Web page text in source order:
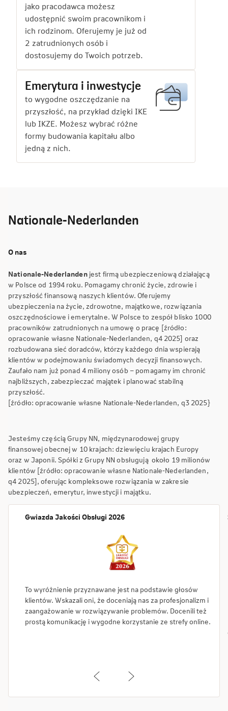
jako pracodawca możesz
udostępnić swoim pracownikom i
ich rodzinom. Oferujemy je już od
2 zatrudnionych osób i
dostosujemy do Twoich potrzeb.
Emerytura i inwestycje
to wygodne oszczędzanie na
przyszłość, na przykład dzięki IKE
lub IKZE. Możesz wybrać różne
formy budowania kapitału albo
jedną z nich.
Nationale-Nederlanden
O nas
Nationale-Nederlanden jest firmą ubezpieczeniową działającą
w Polsce od 1994 roku. Pomagamy chronić życie, zdrowie i
przyszłość finansową naszych klientów. Oferujemy
ubezpieczenia na życie, zdrowotne, majątkowe, rozwiązania
oszczędnościowe i emerytalne. W Polsce to zespół blisko 1000
pracowników zatrudnionych na umowę o pracę [źródło:
opracowanie własne Nationale-Nederlanden, q4 2025] oraz
rozbudowana sieć doradców, którzy każdego dnia wspierają
klientów w podejmowaniu świadomych decyzji finansowych.
Zaufało nam już ponad 4 miliony osób – pomagamy im chronić
najbliższych, zabezpieczać majątek i planować stabilną
przyszłość.
[źródło: opracowanie własne Nationale-Nederlanden, q3 2025}
Jesteśmy częścią Grupy NN, międzynarodowej grupy
finansowej obecnej w 10 krajach: dziewięciu krajach Europy
oraz w Japonii. Spółki z Grupy NN obsługują około 19 milionów
klientów [źródło: opracowanie własne Nationale-Nederlanden,
q4 2025], oferując kompleksowe rozwiązania w zakresie
ubezpieczeń, emerytur, inwestycji i majątku.
Gwiazda Jakości Obsługi 2026
To wyróżnienie przyznawane jest na podstawie głosów
klientów. Wskazali oni, że doceniają nas za profesjonalizm i
zaangażowanie w rozwiązywanie problemów. Docenili też
prostą komunikację i wygodne korzystanie ze strefy online.